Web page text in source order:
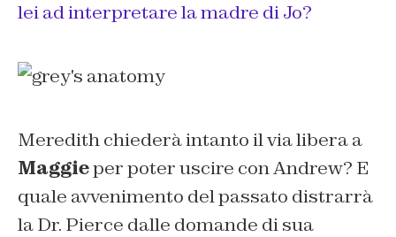
lei ad interpretare la madre di Jo?
Meredith chiederà intanto il via libera a
Maggieper poter uscire con Andrew? E
quale avvenimento del passato distrarrà
la Dr. Pierce dalle domande di sua